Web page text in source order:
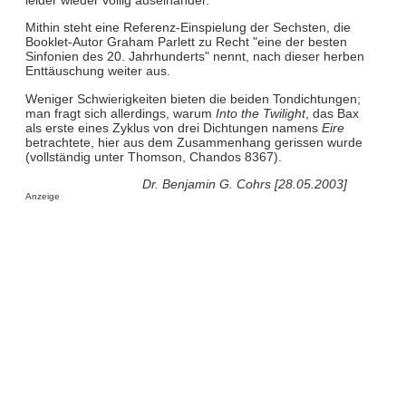
Mithin steht eine Referenz-Einspielung der Sechsten, die
Booklet-Autor Graham Parlett zu Recht "eine der besten
Sinfonien des 20. Jahrhunderts" nennt, nach dieser herben
Enttäuschung weiter aus.
Weniger Schwierigkeiten bieten die beiden Tondichtungen;
man fragt sich allerdings, warum Into the Twilight, das Bax
als erste eines Zyklus von drei Dichtungen namens Eire
betrachtete, hier aus dem Zusammenhang gerissen wurde
(vollständig unter Thomson, Chandos 8367).
Dr. Benjamin G. Cohrs [28.05.2003]
Anzeige